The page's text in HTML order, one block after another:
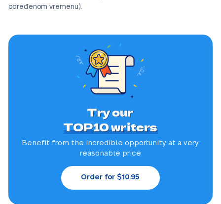
određenom vremenu).
Try our
TOP10 writers
Benefit from the incredible opportunity at a very
reasonable price
Order for $10.95